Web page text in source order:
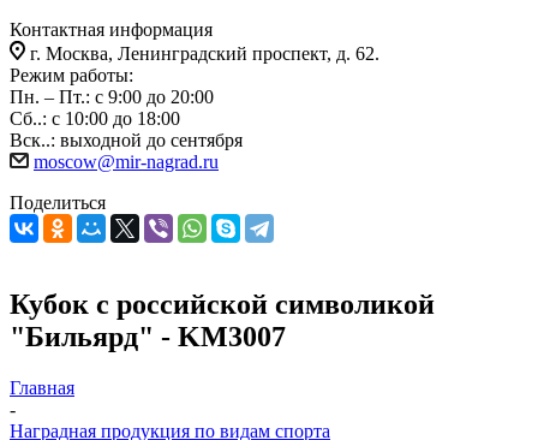
Контактная информация
г. Москва, Ленинградский проспект, д. 62.
Режим работы:
Пн. – Пт.: с 9:00 до 20:00
Сб..: с 10:00 до 18:00
Вск..: выходной до сентября
moscow@mir-nagrad.ru
Поделиться
Кубок с российской символикой
"Бильярд" - KM3007
Главная
-
Наградная продукция по видам спорта